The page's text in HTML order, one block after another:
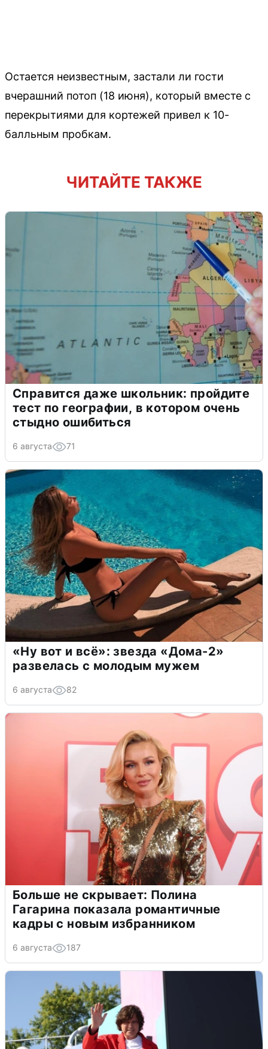
Остается неизвестным, застали ли гости
вчерашний потоп (18 июня), который вместе с
перекрытиями для кортежей привел к 10-
балльным пробкам.
ЧИТАЙТЕ ТАКЖЕ
Справится даже школьник: пройдите
тест по географии, в котором очень
стыдно ошибиться
6 августа 71
«Ну вот и всё»: звезда «Дома-2»
развелась с молодым мужем
6 августа 82
Больше не скрывает: Полина
Гагарина показала романтичные
кадры с новым избранником
6 августа 187